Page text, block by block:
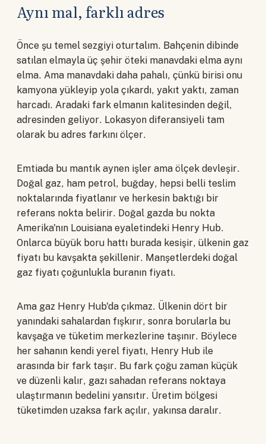
Aynı mal, farklı adres
Önce şu temel sezgiyi oturtalım. Bahçenin dibinde
satılan elmayla üç şehir öteki manavdaki elma aynı
elma. Ama manavdaki daha pahalı, çünkü birisi onu
kamyona yükleyip yola çıkardı, yakıt yaktı, zaman
harcadı. Aradaki fark elmanın kalitesinden değil,
adresinden geliyor. Lokasyon diferansiyeli tam
olarak bu adres farkını ölçer.
Emtiada bu mantık aynen işler ama ölçek devleşir.
Doğal gaz, ham petrol, buğday, hepsi belli teslim
noktalarında fiyatlanır ve herkesin baktığı bir
referans nokta belirir. Doğal gazda bu nokta
Amerika'nın Louisiana eyaletindeki Henry Hub.
Onlarca büyük boru hattı burada kesişir, ülkenin gaz
fiyatı bu kavşakta şekillenir. Manşetlerdeki doğal
gaz fiyatı çoğunlukla buranın fiyatı.
Ama gaz Henry Hub'da çıkmaz. Ülkenin dört bir
yanındaki sahalardan fışkırır, sonra borularla bu
kavşağa ve tüketim merkezlerine taşınır. Böylece
her sahanın kendi yerel fiyatı, Henry Hub ile
arasında bir fark taşır. Bu fark çoğu zaman küçük
ve düzenli kalır, gazı sahadan referans noktaya
ulaştırmanın bedelini yansıtır. Üretim bölgesi
tüketimden uzaksa fark açılır, yakınsa daralır.